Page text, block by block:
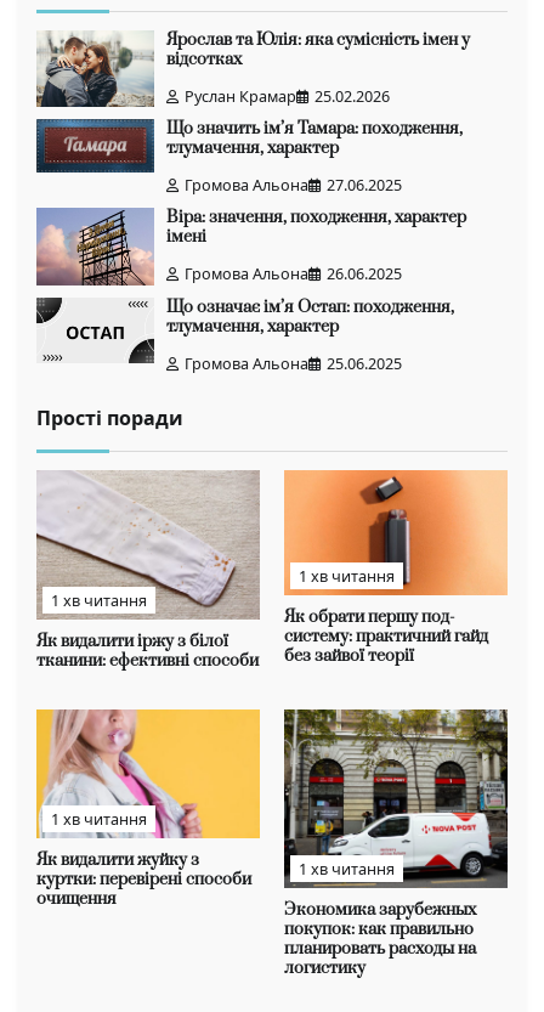
Ярослав та Юлія: яка сумісність імен у
відсотках
Руслан Крамар
25.02.2026
Що значить ім’я Тамара: походження,
тлумачення, характер
Громова Альона
27.06.2025
Віра: значення, походження, характер
імені
Громова Альона
26.06.2025
Що означає ім’я Остап: походження,
тлумачення, характер
Громова Альона
25.06.2025
Прості поради
1 хв читання
Як видалити іржу з білої
тканини: ефективні способи
1 хв читання
Як обрати першу под-
систему: практичний гайд
без зайвої теорії
1 хв читання
Як видалити жуйку з
куртки: перевірені способи
очищення
1 хв читання
Экономика зарубежных
покупок: как правильно
планировать расходы на
логистику